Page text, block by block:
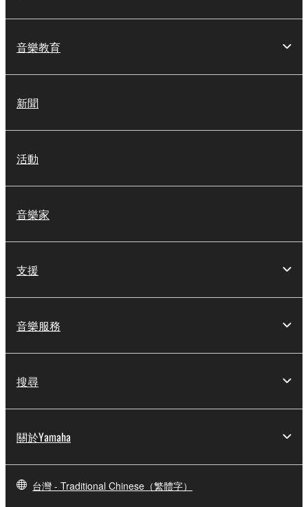
音樂教育
新聞
活動
音樂家
支援
音樂服務
搜尋
關於Yamaha
台灣 - Traditional Chinese（繁體字）